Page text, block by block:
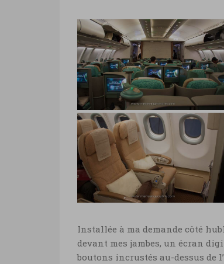
Test vol Etihad classe
Affaires
Test vol Etihad classe Affaires
© Marie-Ange Ostré
Eco
Test vol Etihad classe Eco ©
Installée à ma demande côté
devant mes jambes, un écran
boutons incrustés au-dessus de